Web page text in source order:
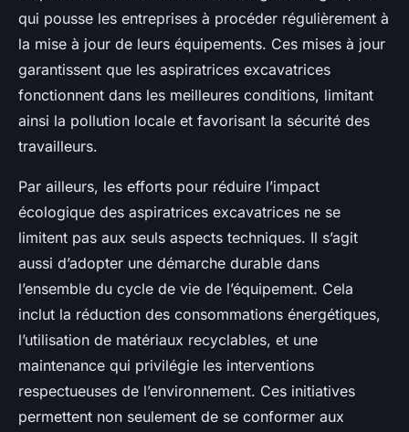
qui pousse les entreprises à procéder régulièrement à
la mise à jour de leurs équipements. Ces mises à jour
garantissent que les aspiratrices excavatrices
fonctionnent dans les meilleures conditions, limitant
ainsi la pollution locale et favorisant la sécurité des
travailleurs.
Par ailleurs, les efforts pour réduire l’impact
écologique des aspiratrices excavatrices ne se
limitent pas aux seuls aspects techniques. Il s’agit
aussi d’adopter une démarche durable dans
l’ensemble du cycle de vie de l’équipement. Cela
inclut la réduction des consommations énergétiques,
l’utilisation de matériaux recyclables, et une
maintenance qui privilégie les interventions
respectueuses de l’environnement. Ces initiatives
permettent non seulement de se conformer aux